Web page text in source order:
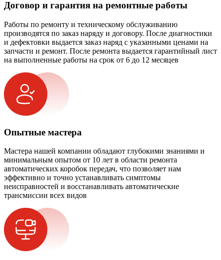
Договор и гарантия на ремонтные работы
Работы по ремонту и техническому обслуживанию
производятся по заказ наряду и договору. После диагностики
и дефектовки выдается заказ наряд с указанными ценами на
запчасти и ремонт. После ремонта выдается гарантийный лист
на выполненные работы на срок от 6 до 12 месяцев
Опытные мастера
Мастера нашей компании обладают глубокими знаниями и
минимальным опытом от 10 лет в области ремонта
автоматических коробок передач, что позволяет нам
эффективно и точно устанавливать симптомы
неисправностей и восстанавливать автоматические
трансмиссии всех видов